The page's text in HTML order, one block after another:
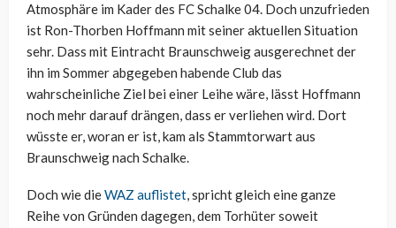
Atmosphäre im Kader des FC Schalke 04. Doch unzufrieden
ist Ron-Thorben Hoffmann mit seiner aktuellen Situation
sehr. Dass mit Eintracht Braunschweig ausgerechnet der
ihn im Sommer abgegeben habende Club das
wahrscheinliche Ziel bei einer Leihe wäre, lässt Hoffmann
noch mehr darauf drängen, dass er verliehen wird. Dort
wüsste er, woran er ist, kam als Stammtorwart aus
Braunschweig nach Schalke.
Doch wie dieWAZ auflistet, spricht gleich eine ganze
Reihe von Gründen dagegen, dem Torhüter soweit